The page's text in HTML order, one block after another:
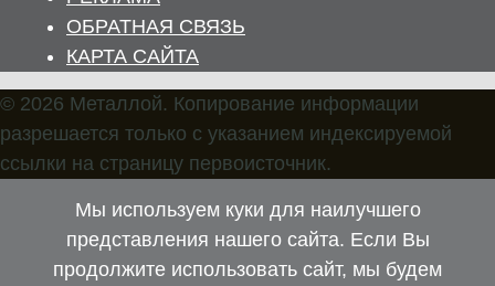
ОБРАТНАЯ СВЯЗЬ
КАРТА САЙТА
© 2026 Металлой. Копирование информации
разрешается только с указанием индексируемой
ссылки на страницу первоисточник.
Мы используем куки для наилучшего
представления нашего сайта. Если Вы
продолжите использовать сайт, мы будем